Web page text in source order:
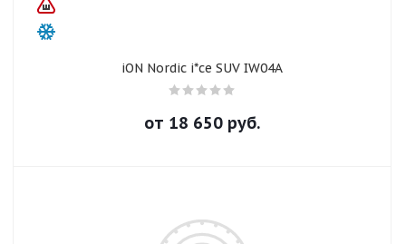
iON Nordic i*ce SUV IW04A
от 18 650 руб.